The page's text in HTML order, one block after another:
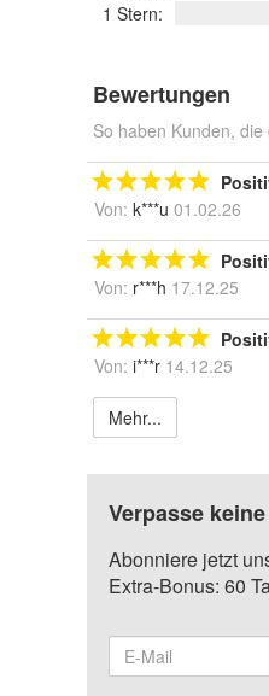
1 Stern:
Bewertungen
So haben Kunden,
Von: k***u 01.02.26
Von: r***h 17.12.25
Von: i***r 14.12.25
Mehr...
Verpasse
Abonniere jetzt
Extra-Bonus: 60